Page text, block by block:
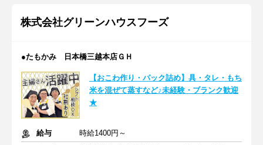
株式会社グリーンハウスフーズ
●たもかみ 日本橋三越本店ＧＨ
【おこわ作り・パック詰め】具・タレ・もち
米を混ぜて蒸すなど♪未経験・ブランク歓迎
★
給与
時給1400円～